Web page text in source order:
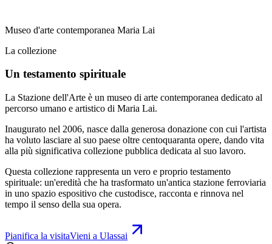
Museo d'arte contemporanea Maria Lai
La collezione
Un testamento spirituale
La Stazione dell'Arte è un museo di arte contemporanea dedicato al
percorso umano e artistico di Maria Lai.
Inaugurato nel 2006, nasce dalla generosa donazione con cui l'artista
ha voluto lasciare al suo paese oltre centoquaranta opere, dando vita
alla più significativa collezione pubblica dedicata al suo lavoro.
Questa collezione rappresenta un vero e proprio testamento
spirituale: un'eredità che ha trasformato un'antica stazione ferroviaria
in uno spazio espositivo che custodisce, racconta e rinnova nel
tempo il senso della sua opera.
Pianifica la visitaVieni a Ulassai